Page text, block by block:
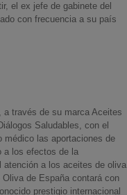
el ex jefe de gabinete del
con frecuencia a su país
a través de su marca Aceites
Saludables, con el
médico las aportaciones de
a los efectos de la
atención a los aceites de oliva
de España contará con
prestigio internacional